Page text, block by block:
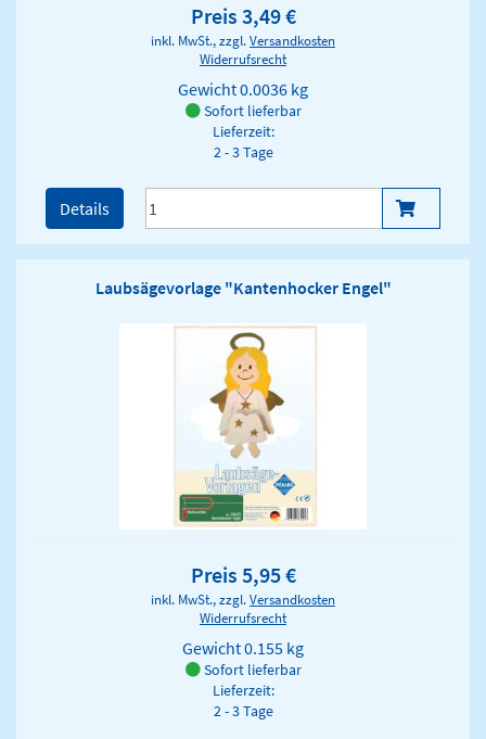
Preis 3,49 €
inkl. MwSt., zzgl.Versandkosten
Widerrufsrecht
Gewicht0.0036 kg
Sofort lieferbar
Lieferzeit:
2 - 3 Tage
Details
Laubsägevorlage "Kantenhocker Engel"
Preis 5,95 €
inkl. MwSt., zzgl.Versandkosten
Widerrufsrecht
Gewicht0.155 kg
Sofort lieferbar
Lieferzeit:
2 - 3 Tage